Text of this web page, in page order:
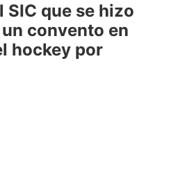
SIC que se hizo
convento en
hockey por